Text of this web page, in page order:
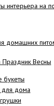
интерьера на
домашних
Весны
букеты
дома